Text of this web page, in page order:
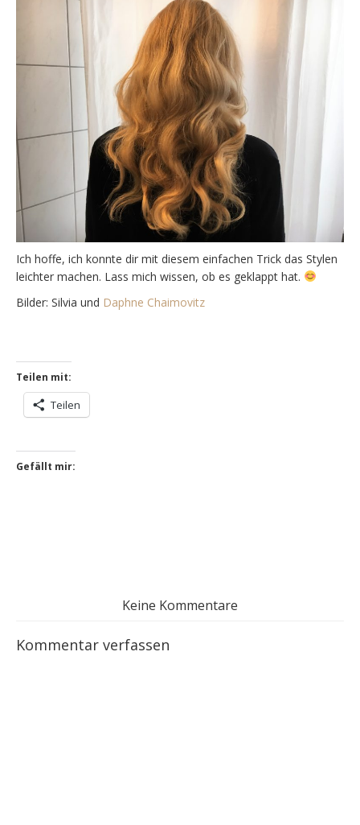
Ich hoffe, ich konnte dir mit diesem einfachen Trick das Stylen
leichter machen. Lass mich wissen, ob es geklappt hat.
Bilder: Silvia und Daphne Chaimovitz
Teilen mit:
Teilen
Gefällt mir:
Keine Kommentare
Kommentar verfassen